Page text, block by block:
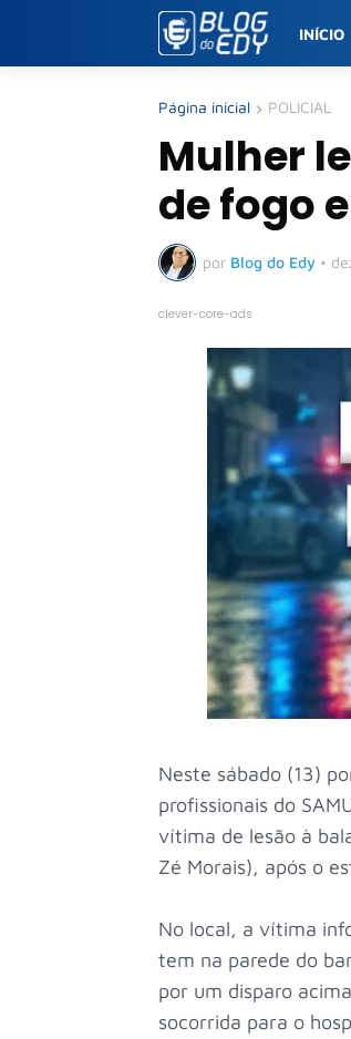
INÍCIO
Página inicial POLICIAL
Mulher
de fogo
por Blog do Edy •
clever-core-ads
Neste sábado (13)
profissionais do
vítima de lesão à
Zé Morais), após o
No local, a vítima
tem na parede do
por um disparo
socorrida para o